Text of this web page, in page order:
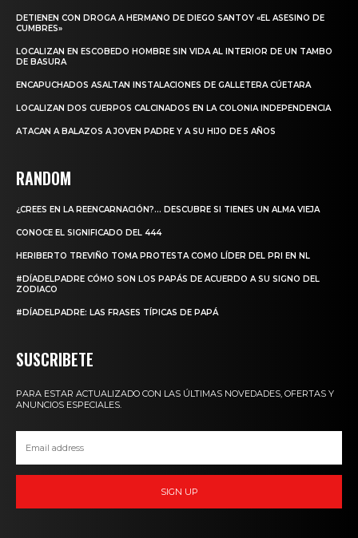
DETIENEN CON DROGA A HERMANO DE DIEGO SANTOY «EL ASESINO DE
CUMBRES»
LOCALIZAN EN ESCOBEDO HOMBRE SIN VIDA AL INTERIOR DE UN TAMBO
DE BASURA
ENCAPUCHADOS ASALTAN INSTALACIONES DE GALLETERA CÚETARA
LOCALIZAN DOS CUERPOS CALCINADOS EN LA COLONIA INDEPENDENCIA
ATACAN A BALAZOS A JOVEN PADRE Y A SU HIJO DE 5 AÑOS
RANDOM
¿CREES EN LA REENCARNACIÓN?… DESCUBRE SI TIENES UN ALMA VIEJA
CONOCE EL SIGNIFICADO DEL 444
HERIBERTO TREVIÑO TOMA PROTESTA COMO LÍDER DEL PRI EN NL
#DÍADELPADRE CÓMO SON LOS PAPÁS DE ACUERDO A SU SIGNO DEL
ZODIACO
#DÍADELPADRE: LAS FRASES TÍPICAS DE PAPÁ
SUSCRIBETE
PARA ESTAR ACTUALIZADO CON LAS ÚLTIMAS NOVEDADES, OFERTAS Y
ANUNCIOS ESPECIALES.
SIGN UP